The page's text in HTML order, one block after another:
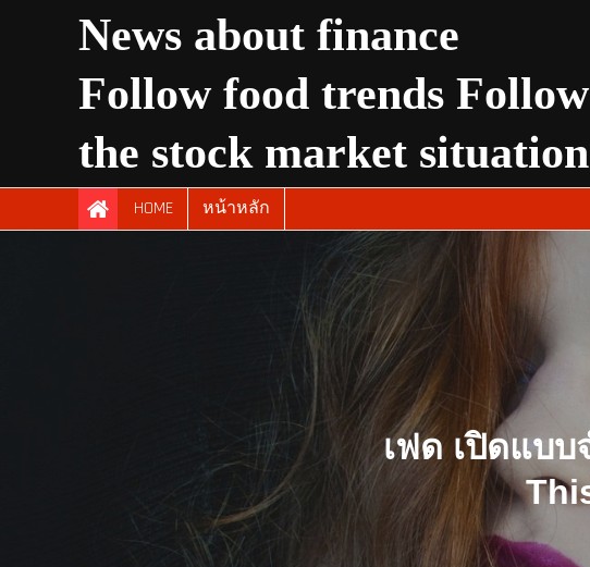
News about finance
Follow food trends Follow
the stock market situation
HOME หน้าหลัก
เฟด เปิดแบบ